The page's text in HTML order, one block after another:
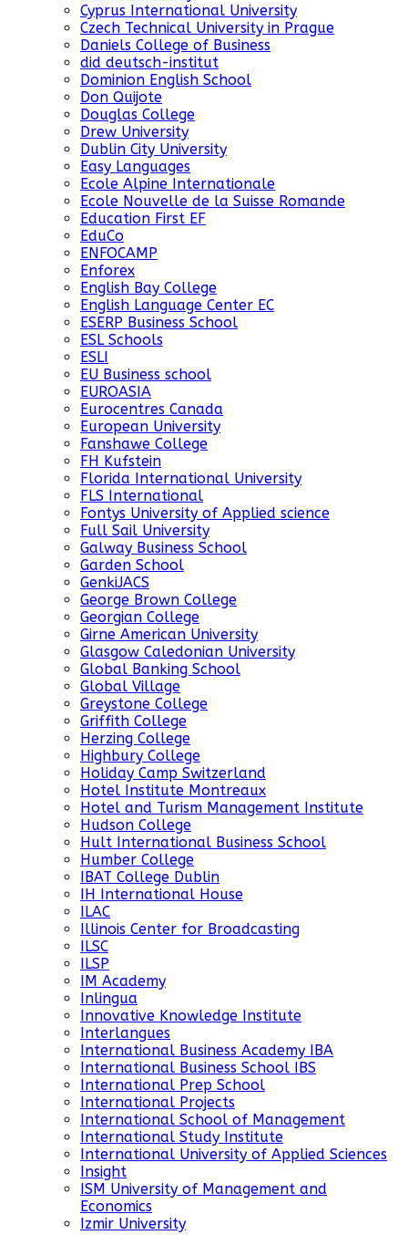
Cyprus International University
Czech Technical University in Prague
Daniels College of Business
did deutsch-institut
Dominion English School
Don Quijote
Douglas College
Drew University
Dublin City University
Easy Languages
Ecole Alpine Internationale
Ecole Nouvelle de la Suisse Romande
Education First EF
EduCo
ENFOCAMP
Enforex
English Bay College
English Language Center EC
ESERP Business School
ESL Schools
ESLI
EU Business school
EUROASIA
Eurocentres Canada
European University
Fanshawe College
FH Kufstein
Florida International University
FLS International
Fontys University of Applied science
Full Sail University
Galway Business School
Garden School
GenkiJACS
George Brown College
Georgian College
Girne American University
Glasgow Caledonian University
Global Banking School
Global Village
Greystone College
Griffith College
Herzing College
Highbury College
Holiday Camp Switzerland
Hotel Institute Montreaux
Hotel and Turism Management Institute
Hudson College
Hult International Business School
Humber College
IBAT College Dublin
IH International House
ILAC
Illinois Center for Broadcasting
ILSC
ILSP
IM Academy
Inlingua
Innovative Knowledge Institute
Interlangues
International Business Academy IBA
International Business School IBS
International Prep School
International Projects
International School of Management
International Study Institute
International University of Applied Sciences
Insight
ISM University of Management and
Economics
Izmir University